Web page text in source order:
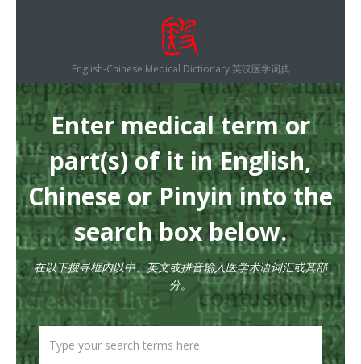
English-Chinese Medical Dictionary 英汉医学词典
Enter medical term or
part(s) of it in English,
Chinese or Pinyin into the
search box below.
在以下搜寻框内以中、英文或拼音输入医学术语词汇或其部
分。